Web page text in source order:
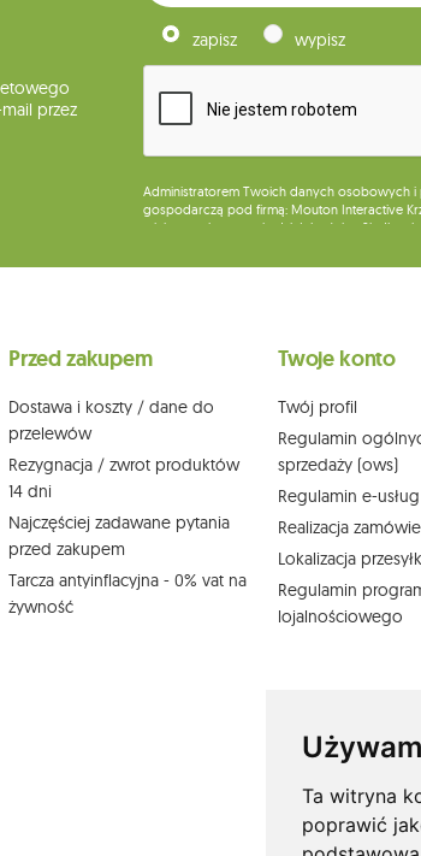
Ta witryna
poprawić
przez
zapisz wypisz
Administratorem Twoich danych osobowych i
gospodarczą pod firmą: Mouton Interactive
miejsca wykonywania działalności w
Dane będą przetwarzane w celu wysyłki
działem obsługi klienta Mouton Interactive
Przed zakupem
Dostawa i koszty / dane do
przelewów
Rezygnacja / zwrot produktów
14 dni
Najczęściej zadawane pytania
przed zakupem
Tarcza antyinflacyjna - 0% vat na
żywność
Twoje konto
Twój profil
Regulamin
sprzedaży (ows)
Regulamin e-usług
Realizacja
Lokalizacja
Regulamin
lojalnościowego